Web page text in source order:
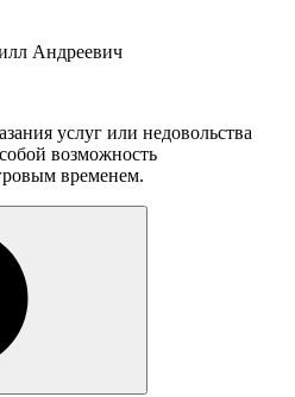
Андреевич
услуг или недовольства
возможность
временем.